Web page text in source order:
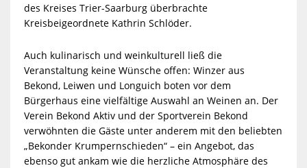
des Kreises Trier-Saarburg überbrachte
Kreisbeigeordnete Kathrin Schlöder.
Auch kulinarisch und weinkulturell ließ die
Veranstaltung keine Wünsche offen: Winzer aus
Bekond, Leiwen und Longuich boten vor dem
Bürgerhaus eine vielfältige Auswahl an Weinen an. Der
Verein Bekond Aktiv und der Sportverein Bekond
verwöhnten die Gäste unter anderem mit den beliebten
„Bekonder Krumpernschieden“ – ein Angebot, das
ebenso gut ankam wie die herzliche Atmosphäre des